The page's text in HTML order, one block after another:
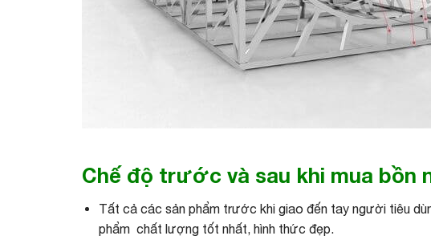
Chế độ trước và sau khi mua bồn
Tất cả các sản phẩm trước khi giao đến tay người tiêu
phẩm chất lượng tốt nhất, hình thức đẹp.